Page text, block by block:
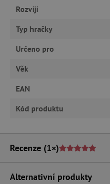
Rozvíjí
Typ hračky
Určeno pro
Věk
EAN
Kód produktu
Recenze (1×)
Alternativní produkty
ANALYTICKÉ
Nezbytně
Nezbytně nutné
základní funkce
stránky nelze bez